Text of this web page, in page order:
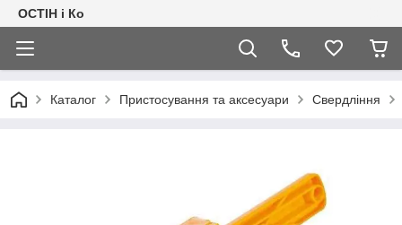
ОСТІН і Ко
Каталог Пристосування та аксесуари Свердління